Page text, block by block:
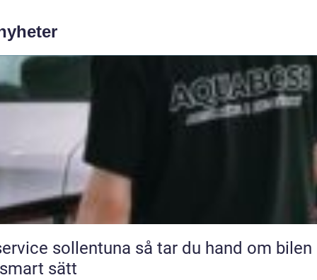
sollentuna så tar du hand om bilen på
sätt